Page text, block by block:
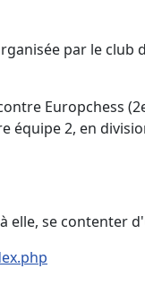
par le club
Europchess
équipe 2, en
elle, se contenter